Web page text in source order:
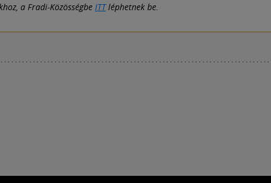
a Fradi-Közösségbe ITTléphetnek be.